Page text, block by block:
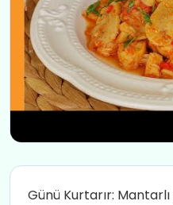
Günü Kurtarır: